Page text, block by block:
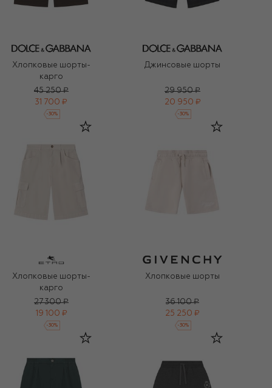
Хлопковые шорты-
карго
45 250 ₽
31 700 ₽
-30%
Джинсовые шорты
29 950 ₽
20 950 ₽
-30%
Хлопковые шорты-
карго
27 300 ₽
19 100 ₽
-30%
Хлопковые шорты
36 100 ₽
25 250 ₽
-30%